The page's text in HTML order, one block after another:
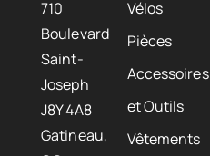
710
Boulevard
Saint-
Joseph
J8Y 4A8
Gatineau,
Vélos
Pièces
Accessoires
et Outils
Vêtements